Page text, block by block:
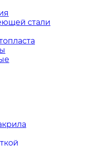
стали